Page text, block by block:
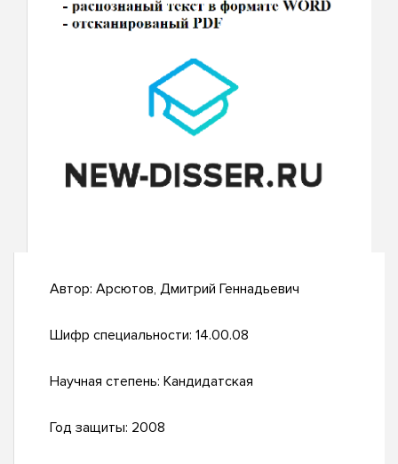
Автор: Арсютов, Дмитрий Геннадьевич
Шифр специальности: 14.00.08
Научная степень: Кандидатская
Год защиты: 2008